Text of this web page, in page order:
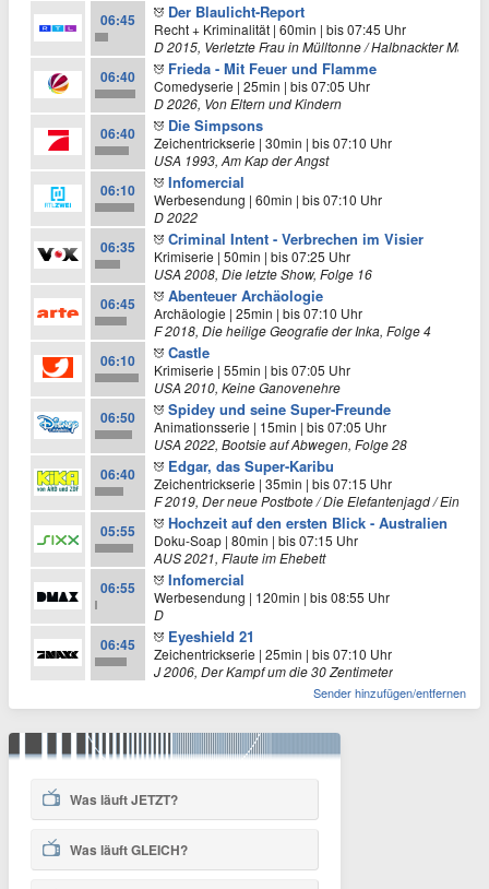
06:45 Der Blaulicht-Report
Recht + Kriminalität | 60min | bis 07:45 Uhr
D 2015, Verletzte Frau in Mülltonne / Halbnackter Mann
06:40 Frieda - Mit Feuer und Flamme
Comedyserie | 25min | bis 07:05 Uhr
D 2026, Von Eltern und Kindern
06:40 Die Simpsons
Zeichentrickserie | 30min | bis 07:10 Uhr
USA 1993, Am Kap der Angst
06:10 Infomercial
Werbesendung | 60min | bis 07:10 Uhr
D 2022
06:35 Criminal Intent - Verbrechen im Visier
Krimiserie | 50min | bis 07:25 Uhr
USA 2008, Die letzte Show, Folge 16
06:45 Abenteuer Archäologie
Archäologie | 25min | bis 07:10 Uhr
F 2018, Die heilige Geografie der Inka, Folge 4
06:10 Castle
Krimiserie | 55min | bis 07:05 Uhr
USA 2010, Keine Ganovenehre
06:50 Spidey und seine Super-Freunde
Animationsserie | 15min | bis 07:05 Uhr
USA 2022, Bootsie auf Abwegen, Folge 28
06:40 Edgar, das Super-Karibu
Zeichentrickserie | 35min | bis 07:15 Uhr
F 2019, Der neue Postbote / Die Elefantenjagd / Ein
05:55 Hochzeit auf den ersten Blick - Australien
Doku-Soap | 80min | bis 07:15 Uhr
AUS 2021, Flaute im Ehebett
06:55 Infomercial
Werbesendung | 120min | bis 08:55 Uhr
D
06:45 Eyeshield 21
Zeichentrickserie | 25min | bis 07:10 Uhr
J 2006, Der Kampf um die 30 Zentimeter
Sender hinzufügen/entfernen
Was läuftJETZT?
Was läuftGLEICH?